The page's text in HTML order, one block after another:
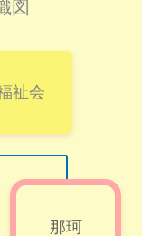
図
祉会
那珂